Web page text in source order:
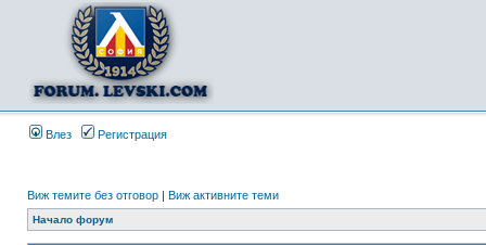
Влез Регистрация
Виж темите без отговор | Виж активните теми
Начало форум